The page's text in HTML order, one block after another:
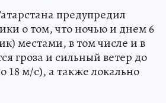
предупредил
о том, что ночью и днем 6
местами, в том числе и в
гроза и сильный ветер до
18 м/с), а также локально